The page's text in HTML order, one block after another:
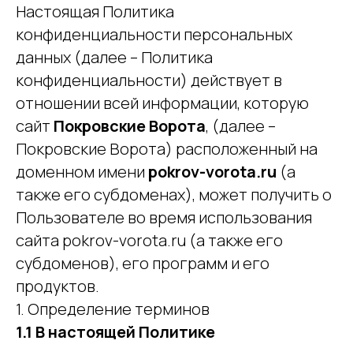
Настоящая Политика
конфиденциальности персональных
данных (далее – Политика
конфиденциальности) действует в
отношении всей информации, которую
сайт Покровские Ворота, (далее –
Покровские Ворота) расположенный на
доменном имени pokrov-vorota.ru (а
также его субдоменах), может получить о
Пользователе во время использования
сайта pokrov-vorota.ru (а также его
субдоменов), его программ и его
продуктов.
1. Определение терминов
1.1 В настоящей Политике